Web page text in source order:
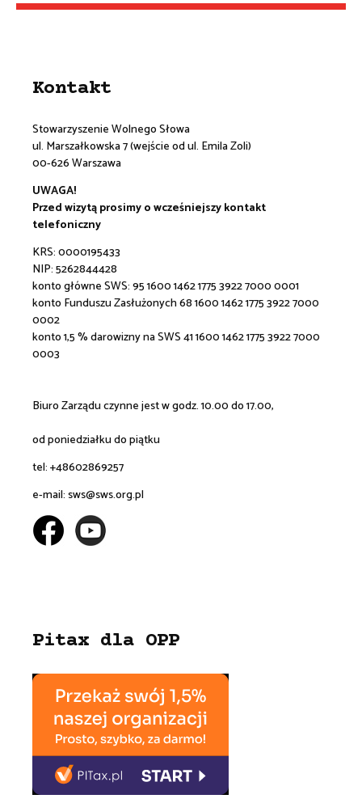
Kontakt
Stowarzyszenie Wolnego Słowa
ul. Marszałkowska 7 (wejście od ul. Emila Zoli)
00-626 Warszawa
UWAGA!
Przed wizytą prosimy o wcześniejszy kontakt
telefoniczny
KRS: 0000195433
NIP: 5262844428
konto główne SWS:95 1600 1462 1775 3922 7000 0001
konto Funduszu Zasłużonych 68 1600 1462 1775 3922 7000
0002
konto 1,5 % darowizny na SWS 41 1600 1462 1775 3922 7000
0003
Biuro Zarządu czynne jest w godz. 10.00 do 17.00,
od poniedziałku do piątku
tel: +48602869257
e-mail:sws@sws.org.pl
Pitax dla OPP